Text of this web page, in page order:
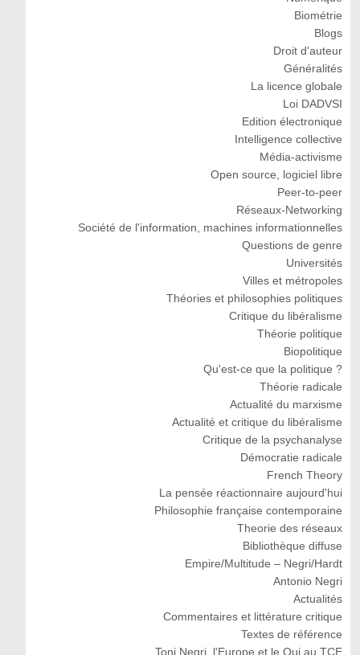
Biométrie
Blogs
Droit d'auteur
Généralités
La licence globale
Loi DADVSI
Edition électronique
Intelligence collective
Média-activisme
Open source, logiciel libre
Peer-to-peer
Réseaux-Networking
Société de l'information, machines informationnelles
Questions de genre
Universités
Villes et métropoles
Théories et philosophies politiques
Critique du libéralisme
Théorie politique
Biopolitique
Qu'est-ce que la politique ?
Théorie radicale
Actualité du marxisme
Actualité et critique du libéralisme
Critique de la psychanalyse
Démocratie radicale
French Theory
La pensée réactionnaire aujourd'hui
Philosophie française contemporaine
Theorie des réseaux
Bibliothèque diffuse
Empire/Multitude – Negri/Hardt
Antonio Negri
Actualités
Commentaires et littérature critique
Textes de référence
Toni Negri, l'Europe et le Oui au TCE